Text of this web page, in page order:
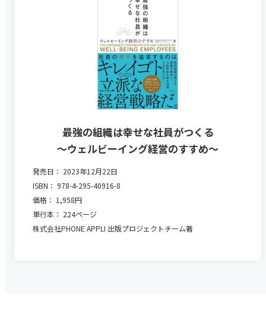
最強の組織は幸せな社員がつくる
～ウェルビーイング経営のすすめ～
発売日： 2023年12月22日
ISBN： 978-4-295-40916-8
価格： 1,958円
単行本： 224ページ
株式会社PHONE APPLI 出版プロジェクトチーム著